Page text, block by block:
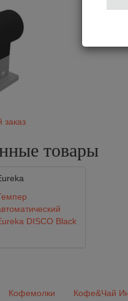
заказ
товары
DISCO Black
Кофемолки Кофе&Чай